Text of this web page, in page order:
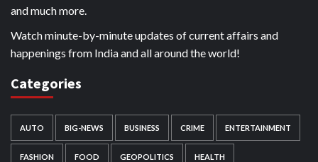
and much more.
Watch minute-by-minute updates of current affairs and
happenings from India and all around the world!
Categories
AUTO BIG-NEWS BUSINESS CRIME ENTERTAINMENT
FASHION FOOD GEOPOLITICS HEALTH